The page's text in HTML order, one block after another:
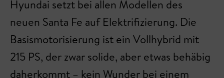
Hyundai setzt bei allen Modellen des
neuen Santa Fe auf Elektrifizierung. Die
Basismotorisierung ist ein Vollhybrid mit
215 PS, der zwar solide, aber etwas behäbig
daherkommt – kein Wunder bei einem